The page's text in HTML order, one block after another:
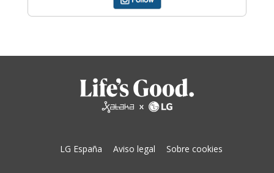
LG España Aviso legal Sobre cookies